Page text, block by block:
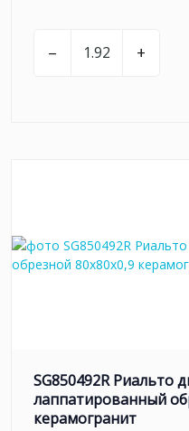
– +
SG850492R Риальто
лаппатированный
керамогранит